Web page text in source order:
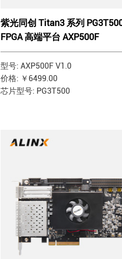
紫光同创 Titan3 系列
FPGA 高端平台 AXP500F
型号: AXP500F V1.0
价格: ￥6499.00
芯片型号: PG3T500